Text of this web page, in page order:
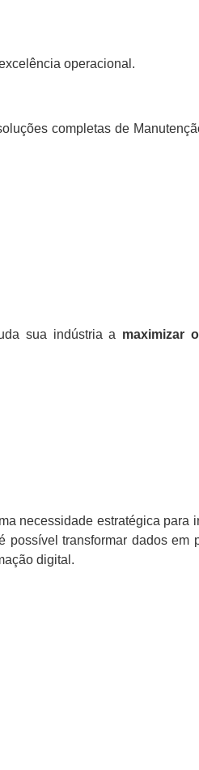
operacional.
completas de
sua indústria a maximizar
necessidade estratégica
transformar dados em
digital.